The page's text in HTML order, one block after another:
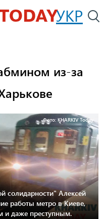
УКР
из-за
Фото: KHARKIV Today
солидарности" Алексей
работы метро в Киеве,
и даже преступным.